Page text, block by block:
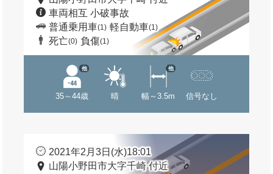
車両相互 小破事故
普通乗用車(1) 軽自動車(1)
死亡(0) 負傷(1)
35～44歳
他
晴 幅～3.5m
他
信号なし
2021年2月3日(水)18:01
山陽小野田市大字千崎 付近